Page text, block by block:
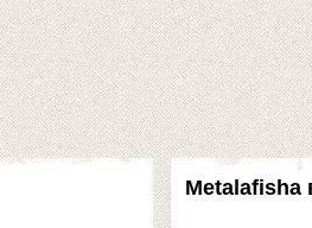
Metalafisha